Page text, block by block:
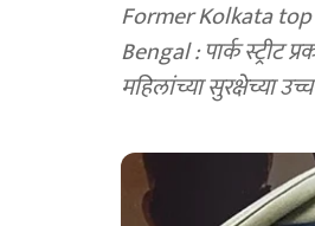
Former Kolkata
Bengal : पार्क स्ट्रीट
महिलांच्या सुरक्षेच्या